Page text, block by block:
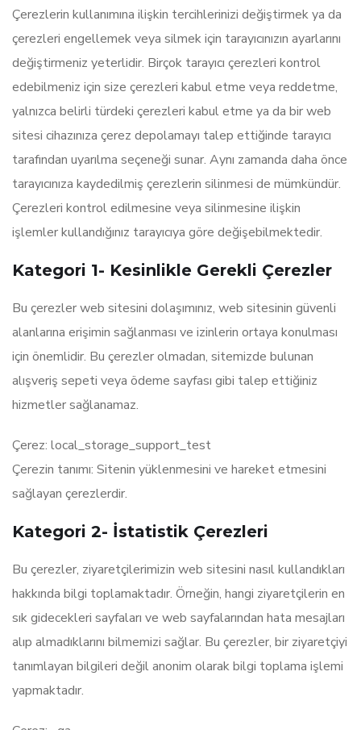
Çerezlerin kullanımına ilişkin tercihlerinizi değiştirmek ya da
çerezleri engellemek veya silmek için tarayıcınızın ayarlarını
değiştirmeniz yeterlidir. Birçok tarayıcı çerezleri kontrol
edebilmeniz için size çerezleri kabul etme veya reddetme,
yalnızca belirli türdeki çerezleri kabul etme ya da bir web
sitesi cihazınıza çerez depolamayı talep ettiğinde tarayıcı
tarafından uyarılma seçeneği sunar. Aynı zamanda daha önce
tarayıcınıza kaydedilmiş çerezlerin silinmesi de mümkündür.
Çerezleri kontrol edilmesine veya silinmesine ilişkin
işlemler kullandığınız tarayıcıya göre değişebilmektedir.
Kategori 1- Kesinlikle Gerekli Çerezler
Bu çerezler web sitesini dolaşımınız, web sitesinin güvenli
alanlarına erişimin sağlanması ve izinlerin ortaya konulması
için önemlidir. Bu çerezler olmadan, sitemizde bulunan
alışveriş sepeti veya ödeme sayfası gibi talep ettiğiniz
hizmetler sağlanamaz.
Çerez: local_storage_support_test
Çerezin tanımı: Sitenin yüklenmesini ve hareket etmesini
sağlayan çerezlerdir.
Kategori 2- İstatistik Çerezleri
Bu çerezler, ziyaretçilerimizin web sitesini nasıl kullandıkları
hakkında bilgi toplamaktadır. Örneğin, hangi ziyaretçilerin en
sık gidecekleri sayfaları ve web sayfalarından hata mesajları
alıp almadıklarını bilmemizi sağlar. Bu çerezler, bir ziyaretçiyi
tanımlayan bilgileri değil anonim olarak bilgi toplama işlemi
yapmaktadır.